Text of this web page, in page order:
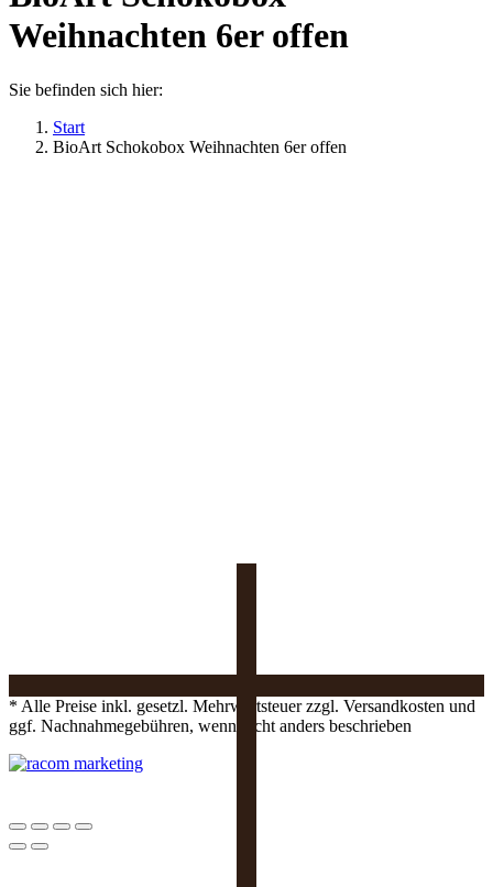
Weihnachten 6er offen
Sie befinden sich hier:
Start
BioArt Schokobox Weihnachten 6er offen
* Alle Preise inkl. gesetzl. Mehrwertsteuer zzgl. Versandkosten und
ggf. Nachnahmegebühren, wenn nicht anders beschrieben